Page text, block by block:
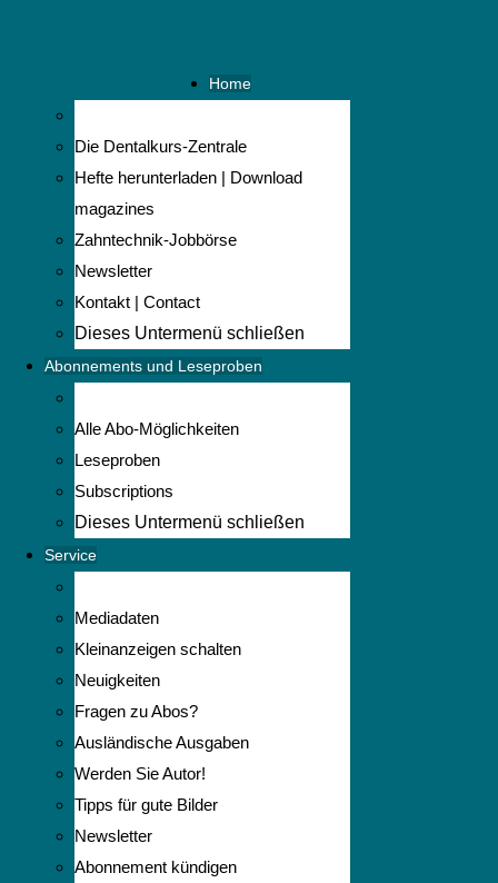
Home
Die Dentalkurs-Zentrale
Hefte herunterladen | Download
magazines
Zahntechnik-Jobbörse
Newsletter
Kontakt | Contact
Dieses Untermenü schließen
Abonnements und Leseproben
Alle Abo-Möglichkeiten
Leseproben
Subscriptions
Dieses Untermenü schließen
Service
Mediadaten
Kleinanzeigen schalten
Neuigkeiten
Fragen zu Abos?
Ausländische Ausgaben
Werden Sie Autor!
Tipps für gute Bilder
Newsletter
Abonnement kündigen